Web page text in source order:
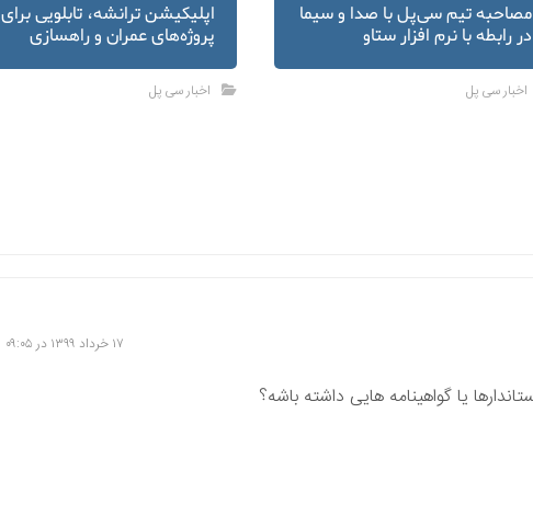
مصاحبه تیم سی‌پل با صدا و سیما
در رابطه با نرم افزار ستاو
اخبار سی پل
اپلیکیشن ترانشه، تابلویی برای
پروژه‌های عمران و راهسازی
اخبار سی پل
۱۷ خرداد ۱۳۹۹ در ۰۹:۰۵